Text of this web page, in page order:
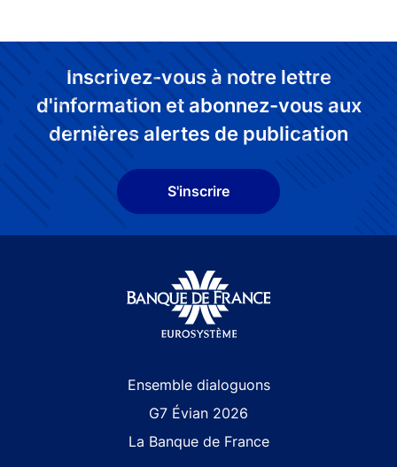
Inscrivez-vous à notre lettre
d'information et abonnez-vous aux
dernières alertes de publication
S'inscrire
Ensemble dialoguons
G7 Évian 2026
La Banque de France